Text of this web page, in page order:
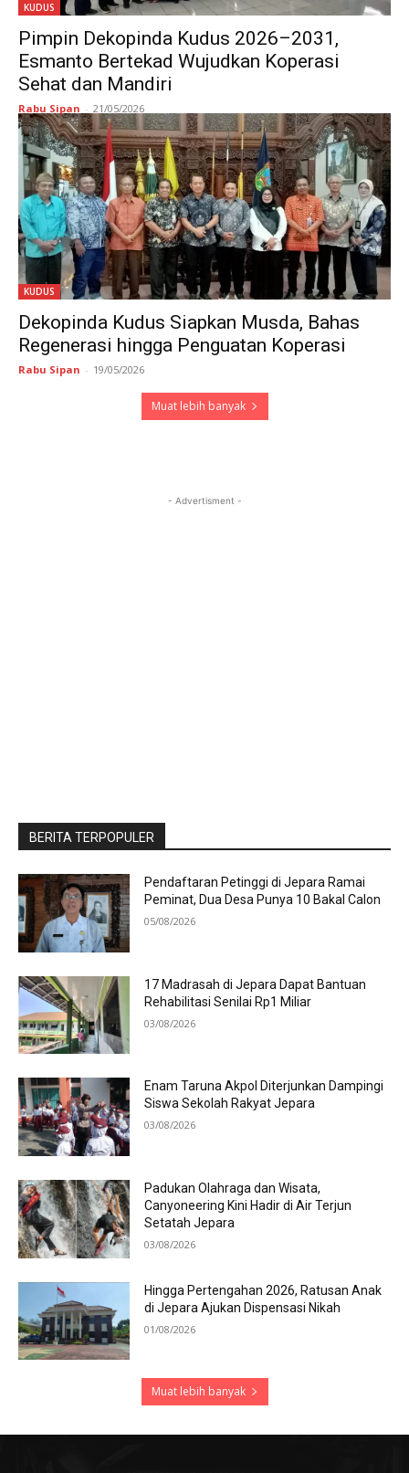
KUDUS
Pimpin Dekopinda Kudus 2026–2031,
Esmanto Bertekad Wujudkan Koperasi
Sehat dan Mandiri
Rabu Sipan - 21/05/2026
KUDUS
Dekopinda Kudus Siapkan Musda, Bahas
Regenerasi hingga Penguatan Koperasi
Rabu Sipan - 19/05/2026
Muat lebih banyak
- Advertisment -
BERITA TERPOPULER
Pendaftaran Petinggi di Jepara Ramai
Peminat, Dua Desa Punya 10 Bakal Calon
05/08/2026
17 Madrasah di Jepara Dapat Bantuan
Rehabilitasi Senilai Rp1 Miliar
03/08/2026
Enam Taruna Akpol Diterjunkan Dampingi
Siswa Sekolah Rakyat Jepara
03/08/2026
Padukan Olahraga dan Wisata,
Canyoneering Kini Hadir di Air Terjun
Setatah Jepara
03/08/2026
Hingga Pertengahan 2026, Ratusan Anak
di Jepara Ajukan Dispensasi Nikah
01/08/2026
Muat lebih banyak